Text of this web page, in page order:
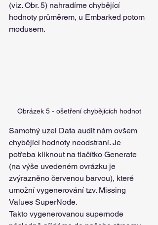
(viz. Obr. 5) nahradíme chybějící
hodnoty průměrem, u Embarked potom
modusem.
Obrázek 5 - ošetření chybějících hodnot
Samotný uzel Data audit nám ovšem
chybějící hodnoty neodstraní. Je
potřeba kliknout na tlačítko Generate
(na výše uvedeném ovrázku je
zvýrazněno červenou barvou), které
umožní vygenerování tzv. Missing
Values SuperNode.
Takto vygenerovanou supernode